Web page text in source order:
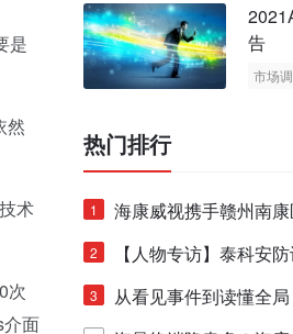
是
然
术
次
面
告
市场
热门排行
1
海康威视携手赣州南
里绿波网
2
【人物专访】泰科安
宁解码安防出海新范式
3
从看见事件到读懂全局